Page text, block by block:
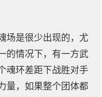
场是很少出现的，尤
的情况下，有一方武
魂环差距下战胜对手
量，如果整个团体都